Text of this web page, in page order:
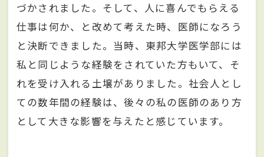
づかされました。そして、人に喜んでもらえる
仕事は何か、と改めて考えた時、医師になろう
と決断できました。当時、東邦大学医学部には
私と同じような経験をされていた方もいて、そ
れを受け入れる土壌がありました。社会人とし
ての数年間の経験は、後々の私の医師のあり方
として大きな影響を与えたと感じています。